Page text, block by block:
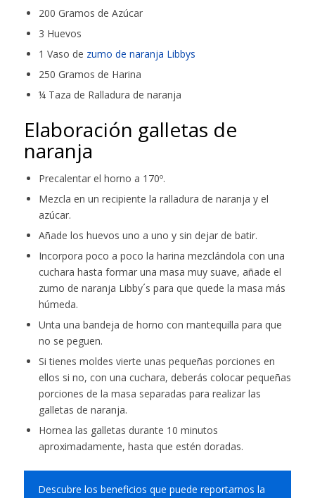
200 Gramos de Azúcar
3 Huevos
1 Vaso de zumo de naranja Libbys
250 Gramos de Harina
¼ Taza de Ralladura de naranja
Elaboración galletas de
naranja
Precalentar el horno a 170º.
Mezcla en un recipiente la ralladura de naranja y el
azúcar.
Añade los huevos uno a uno y sin dejar de batir.
Incorpora poco a poco la harina mezclándola con una
cuchara hasta formar una masa muy suave, añade el
zumo de naranja Libby´s para que quede la masa más
húmeda.
Unta una bandeja de horno con mantequilla para que
no se peguen.
Si tienes moldes vierte unas pequeñas porciones en
ellos si no, con una cuchara, deberás colocar pequeñas
porciones de la masa separadas para realizar las
galletas de naranja.
Hornea las galletas durante 10 minutos
aproximadamente, hasta que estén doradas.
Descubre los beneficios que puede reportarnos la